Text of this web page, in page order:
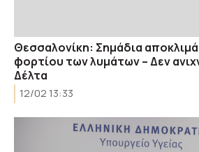
Θεσσαλονίκη: Σημάδια
φορτίου των λυμάτων – Δεν
Δέλτα
12/02 13:33